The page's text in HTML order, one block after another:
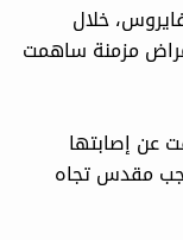
خلال
مزمنة ساهمت
عن إصابتها
مقدس تجاه